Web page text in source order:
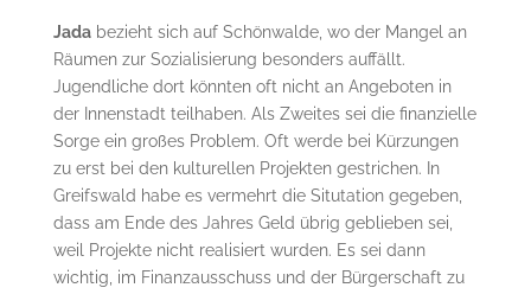
Jadabezieht sich auf Schönwalde, wo der Mangel an
Räumen zur Sozialisierung besonders auffällt.
Jugendliche dort könnten oft nicht an Angeboten in
der Innenstadt teilhaben. Als Zweites sei die finanzielle
Sorge ein großes Problem. Oft werde bei Kürzungen
zu erst bei den kulturellen Projekten gestrichen. In
Greifswald habe es vermehrt die Situtation gegeben,
dass am Ende des Jahres Geld übrig geblieben sei,
weil Projekte nicht realisiert wurden. Es sei dann
wichtig, im Finanzausschuss und der Bürgerschaft zu